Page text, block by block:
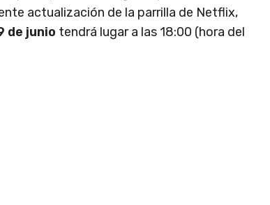
actualización de la parrilla de Netflix,
de junio tendrá lugar a las 18:00 (hora del